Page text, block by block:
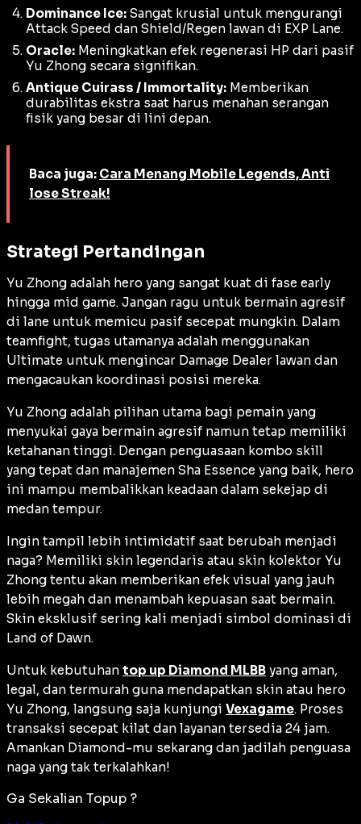
Dominance Ice: Sangat krusial untuk mengurangi
Attack Speed dan Shield/Regen lawan di EXP Lane.
Oracle: Meningkatkan efek regenerasi HP dari pasif
Yu Zhong secara signifikan.
Antique Cuirass / Immortality: Memberikan
durabilitas ekstra saat harus menahan serangan
fisik yang besar di lini depan.
Baca juga: Cara Menang Mobile Legends, Anti
lose Streak!
Strategi Pertandingan
Yu Zhong adalah hero yang sangat kuat di fase early
hingga mid game. Jangan ragu untuk bermain agresif
di lane untuk memicu pasif secepat mungkin. Dalam
teamfight, tugas utamanya adalah menggunakan
Ultimate untuk mengincar Damage Dealer lawan dan
mengacaukan koordinasi posisi mereka.
Yu Zhong adalah pilihan utama bagi pemain yang
menyukai gaya bermain agresif namun tetap memiliki
ketahanan tinggi. Dengan penguasaan kombo skill
yang tepat dan manajemen Sha Essence yang baik, hero
ini mampu membalikkan keadaan dalam sekejap di
medan tempur.
Ingin tampil lebih intimidatif saat berubah menjadi
naga? Memiliki skin legendaris atau skin kolektor Yu
Zhong tentu akan memberikan efek visual yang jauh
lebih megah dan menambah kepuasan saat bermain.
Skin eksklusif sering kali menjadi simbol dominasi di
Land of Dawn.
Untuk kebutuhan top up Diamond MLBB yang aman,
legal, dan termurah guna mendapatkan skin atau hero
Yu Zhong, langsung saja kunjungi Vexagame. Proses
transaksi secepat kilat dan layanan tersedia 24 jam.
Amankan Diamond-mu sekarang dan jadilah penguasa
naga yang tak terkalahkan!
Ga Sekalian Topup ?